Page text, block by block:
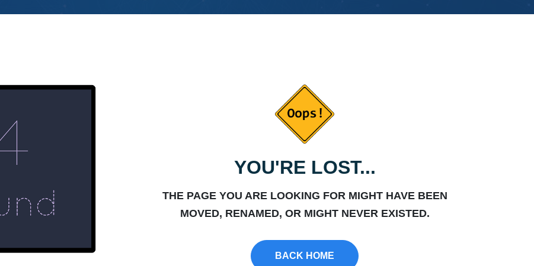
YOU'RE LOST...
THE PAGE YOU ARE LOOKING FOR MIGHT HAVE BEEN
MOVED, RENAMED, OR MIGHT NEVER EXISTED.
BACK HOME